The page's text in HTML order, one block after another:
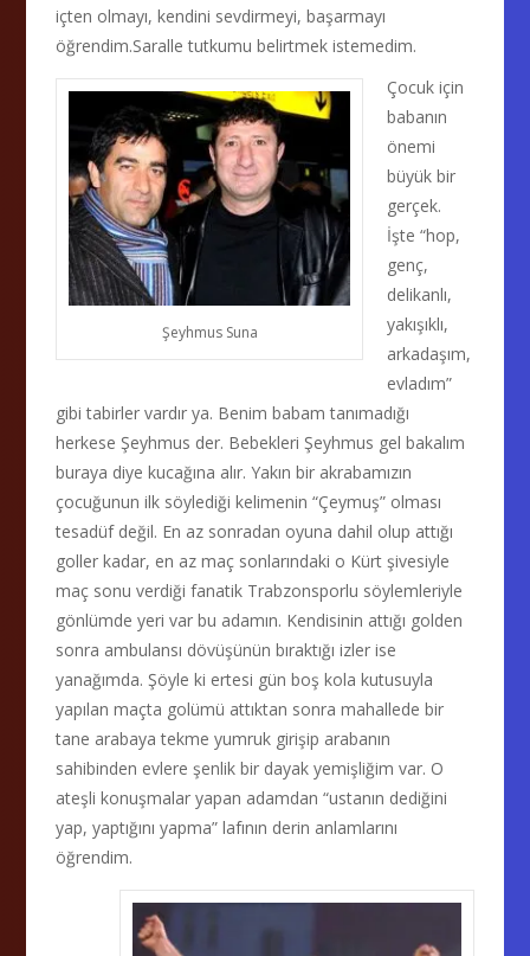
içten olmayı, kendini sevdirmeyi, başarmayı
öğrendim.Saralle tutkumu belirtmek istemedim.
Şeyhmus Suna
Çocuk için
babanın
önemi
büyük bir
gerçek.
İşte “hop,
genç,
delikanlı,
yakışıklı,
arkadaşım,
evladım”
gibi tabirler vardır ya. Benim babam tanımadığı
herkese Şeyhmus der. Bebekleri Şeyhmus gel bakalım
buraya diye kucağına alır. Yakın bir akrabamızın
çocuğunun ilk söylediği kelimenin “Çeymuş” olması
tesadüf değil. En az sonradan oyuna dahil olup attığı
goller kadar, en az maç sonlarındaki o Kürt şivesiyle
maç sonu verdiği fanatik Trabzonsporlu söylemleriyle
gönlümde yeri var bu adamın. Kendisinin attığı golden
sonra ambulansı dövüşünün bıraktığı izler ise
yanağımda. Şöyle ki ertesi gün boş kola kutusuyla
yapılan maçta golümü attıktan sonra mahallede bir
tane arabaya tekme yumruk girişip arabanın
sahibinden evlere şenlik bir dayak yemişliğim var. O
ateşli konuşmalar yapan adamdan “ustanın dediğini
yap, yaptığını yapma” lafının derin anlamlarını
öğrendim.